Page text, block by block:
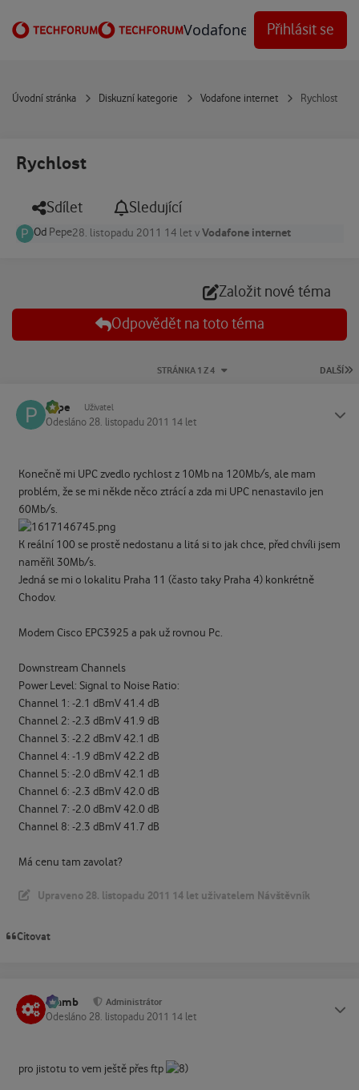
Vodafone Techforum
Přihlásit se
Úvodní stránka Diskuzní kategorie Vodafone internet Rychlost
Rychlost
Sdílet Sledující
Od Pepe28. listopadu 2011 14 let vVodafone internet
Založit nové téma
Odpovědět na toto téma
DALŠÍ
STRÁNKA 1 Z 4
Pepe Uživatel
Odesláno 28. listopadu 2011 14 let
Konečně mi UPC zvedlo rychlost z 10Mb na 120Mb/s, ale mam
problém, že se mi někde něco ztrácí a zda mi UPC nenastavilo jen
60Mb/s.
K reální 100 se prostě nedostanu a litá si to jak chce, před chvíli jsem
naměřil 30Mb/s.
Jedná se mi o lokalitu Praha 11 (často taky Praha 4) konkrétně
Chodov.
Modem Cisco EPC3925 a pak už rovnou Pc.
Downstream Channels
Power Level: Signal to Noise Ratio:
Channel 1: -2.1 dBmV 41.4 dB
Channel 2: -2.3 dBmV 41.9 dB
Channel 3: -2.2 dBmV 42.1 dB
Channel 4: -1.9 dBmV 42.2 dB
Channel 5: -2.0 dBmV 42.1 dB
Channel 6: -2.3 dBmV 42.0 dB
Channel 7: -2.0 dBmV 42.0 dB
Channel 8: -2.3 dBmV 41.7 dB
Má cenu tam zavolat?
Upraveno 28. listopadu 2011 14 let uživatelem Návštěvník
Citovat
Slamb Administrátor
Odesláno 28. listopadu 2011 14 let
pro jistotu to vem ještě přes ftp